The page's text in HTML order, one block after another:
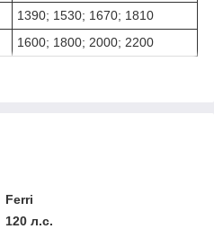
1390; 1530; 1670; 1810
1600; 1800; 2000; 2200
Ferri
120 л.с.